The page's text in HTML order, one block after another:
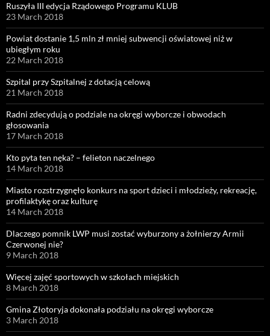
Ruszyła III edycja Rządowego Programu KLUB
23 March 2018
Powiat dostanie 1,5 mln zł mniej subwencji oświatowej niż w
ubiegłym roku
22 March 2018
Szpital przy Szpitalnej z dotacją celową
21 March 2018
Radni zdecydują o podziale na okręgi wyborcze i obwodach
głosowania
17 March 2018
Kto pyta ten nęka? – felieton naczelnego
14 March 2018
Miasto rozstrzygnęło konkurs na sport dzieci i młodzieży, rekreację,
profilaktykę oraz kulturę
14 March 2018
Dlaczego pomnik LWP musi zostać wyburzony a żołnierzy Armii
Czerwonej nie?
9 March 2018
Więcej zajęć sportowych w szkołach miejskich
8 March 2018
Gmina Złotoryja dokonała podziału na okręgi wyborcze
3 March 2018